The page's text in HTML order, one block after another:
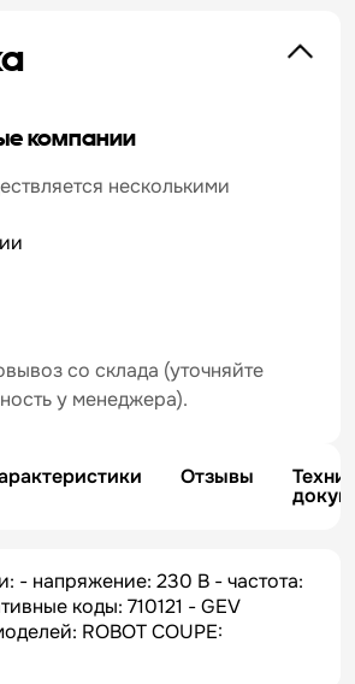
компании
несколькими
со склада (уточняйте
у менеджера).
Отзывы
- напряжение: 230 В - частота:
коды: 710121 - GEV
ROBOT COUPE: